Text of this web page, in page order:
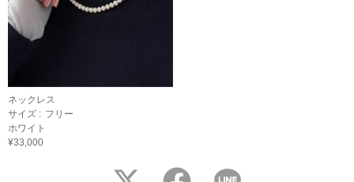
ネックレス
サイズ : フリー
ホワイト
¥33,000
twitter facebook